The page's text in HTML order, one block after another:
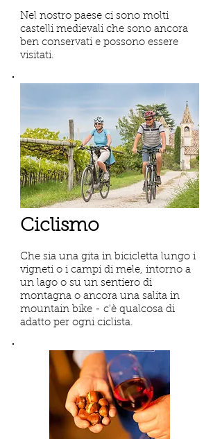
Nel nostro paese ci sono molti
castelli medievali che sono ancora
ben conservati e possono essere
visitati.
Ciclismo
Che sia una gita in bicicletta lungo i
vigneti o i campi di mele, intorno a
un lago o su un sentiero di
montagna o ancora una salita in
mountain bike - c'è qualcosa di
adatto per ogni ciclista.